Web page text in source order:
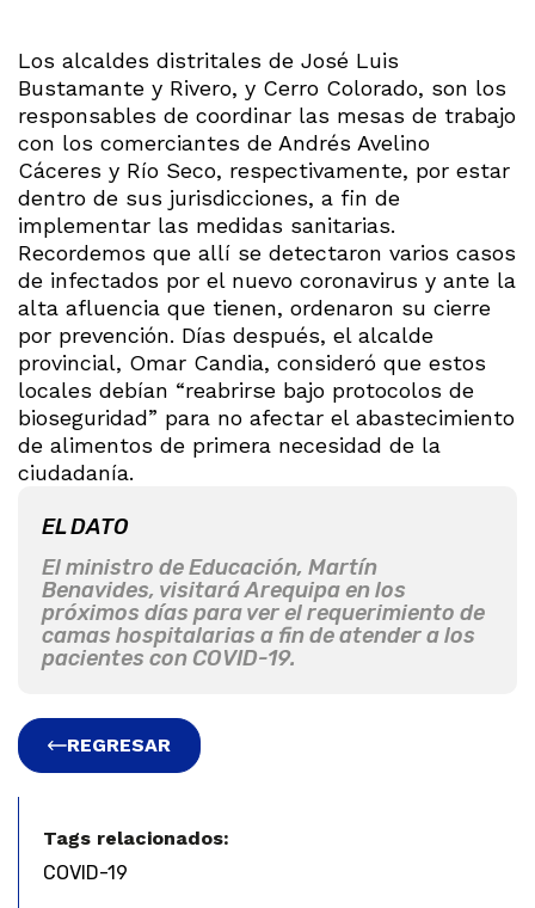
Los alcaldes distritales de José Luis
Bustamante y Rivero, y Cerro Colorado, son los
responsables de coordinar las mesas de trabajo
con los comerciantes de Andrés Avelino
Cáceres y Río Seco, respectivamente, por estar
dentro de sus jurisdicciones, a fin de
implementar las medidas sanitarias.
Recordemos que allí se detectaron varios casos
de infectados por el nuevo coronavirus y ante la
alta afluencia que tienen, ordenaron su cierre
por prevención. Días después, el alcalde
provincial, Omar Candia, consideró que estos
locales debían “reabrirse bajo protocolos de
bioseguridad” para no afectar el abastecimiento
de alimentos de primera necesidad de la
ciudadanía.
EL DATO
El ministro de Educación, Martín
Benavides, visitará Arequipa en los
próximos días para ver el requerimiento de
camas hospitalarias a fin de atender a los
pacientes con COVID-19.
REGRESAR
Tags relacionados:
COVID-19